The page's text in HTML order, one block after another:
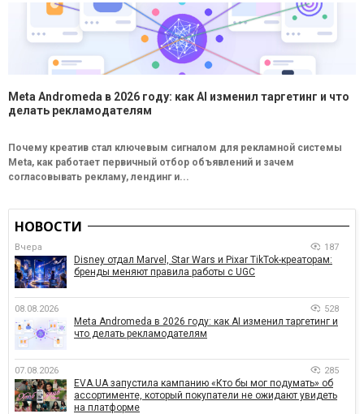
Meta Andromeda в 2026 году: как AI изменил таргетинг и что
делать рекламодателям
Почему креатив стал ключевым сигналом для рекламной системы
Meta, как работает первичный отбор объявлений и зачем
согласовывать рекламу, лендинг и...
НОВОСТИ
Вчера 187
Disney отдал Marvel, Star Wars и Pixar TikTok-креаторам:
бренды меняют правила работы с UGC
08.08.2026 528
Meta Andromeda в 2026 году: как AI изменил таргетинг и
что делать рекламодателям
07.08.2026 285
EVA.UA запустила кампанию «Кто бы мог подумать» об
ассортименте, который покупатели не ожидают увидеть
на платформе